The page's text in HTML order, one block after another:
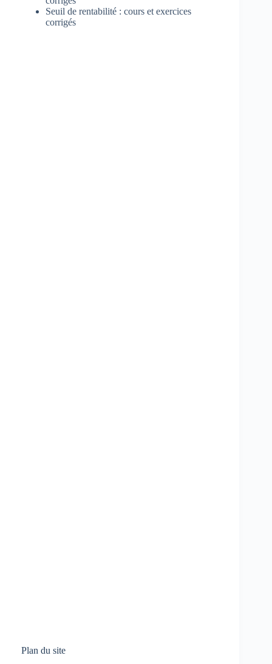
Seuil de rentabilité : cours et exercices
corrigés
Plan du site